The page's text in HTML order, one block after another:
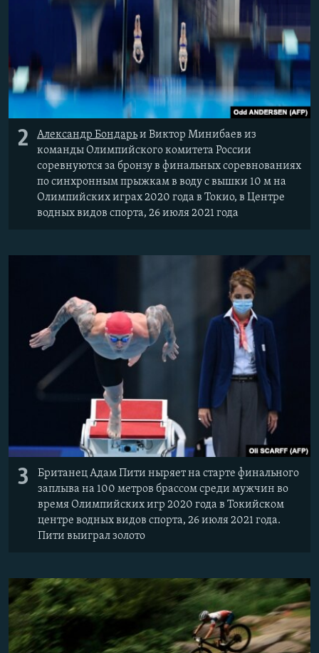
2 Александр Бондарьи Виктор Минибаев из
команды Олимпийского комитета России
соревнуются за бронзу в финальных соревнованиях
по синхронным прыжкам в воду с вышки 10 м на
Олимпийских играх 2020 года в Токио, в Центре
водных видов спорта, 26 июля 2021 года
3
Британец Адам Пити ныряет на старте финального
заплыва на 100 метров брассом среди мужчин во
время Олимпийских игр 2020 года в Токийском
центре водных видов спорта, 26 июля 2021 года.
Пити выиграл золото